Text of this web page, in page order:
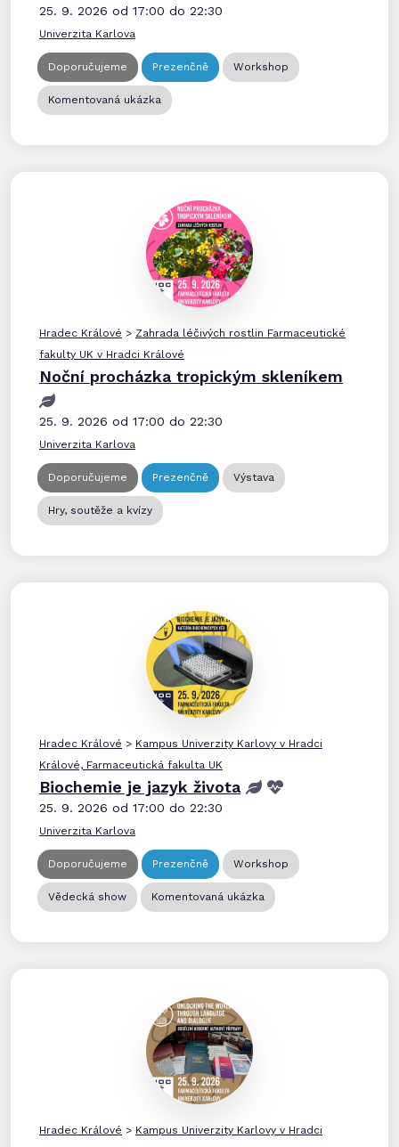
25. 9. 2026 od 17:00 do 22:30
Univerzita Karlova
Doporučujeme Prezenčně Workshop
Komentovaná ukázka
Hradec Králové > Zahrada léčivých rostlin Farmaceutické
fakulty UK v Hradci Králové
Noční procházka tropickým skleníkem
25. 9. 2026 od 17:00 do 22:30
Univerzita Karlova
Doporučujeme Prezenčně Výstava
Hry, soutěže a kvízy
Hradec Králové > Kampus Univerzity Karlovy v Hradci
Králové, Farmaceutická fakulta UK
Biochemie je jazyk života
25. 9. 2026 od 17:00 do 22:30
Univerzita Karlova
Doporučujeme Prezenčně Workshop
Vědecká show Komentovaná ukázka
Hradec Králové > Kampus Univerzity Karlovy v Hradci